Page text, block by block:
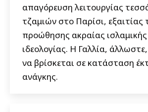
απαγόρευση λειτουργίας
τζαμιών στο Παρίσι, εξαιτίας
προώθησης ακραίας ισλαμικής
ιδεολογίας. Η Γαλλία,
να βρίσκεται σε κατάσταση
ανάγκης.